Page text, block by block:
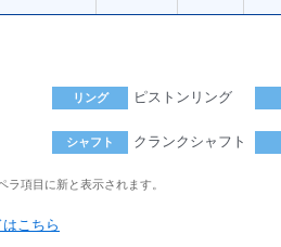
リング ピストンリング
シャフト クランクシャフト
ラ項目に新と表示されます。
こちら